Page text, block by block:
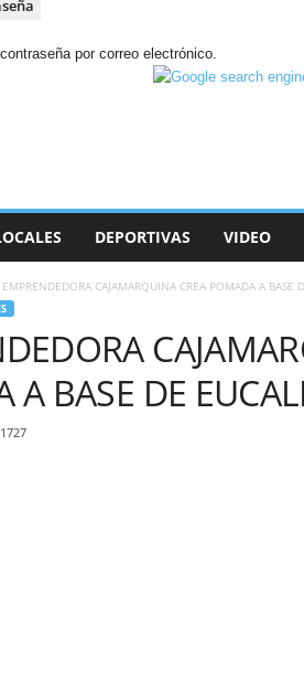
por correo electrónico.
DEPORTIVAS VIDEO
EMPRENDEDORA CAJAMARQUINA CREA POMADA A BASE
A BASE DE
1727